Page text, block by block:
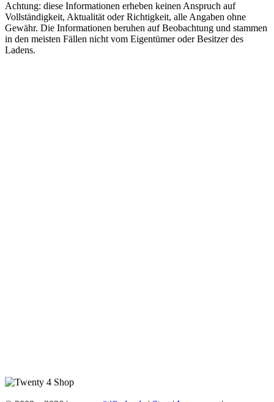
Achtung: diese Informationen erheben keinen Anspruch auf
Vollständigkeit, Aktualität oder Richtigkeit, alle Angaben ohne
Gewähr. Die Informationen beruhen auf Beobachtung und stammen
in den meisten Fällen nicht vom Eigentümer oder Besitzer des
Ladens.